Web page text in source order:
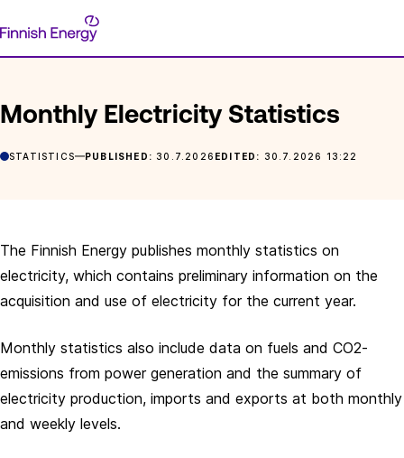
to
Finnish
Energy
Monthly Electricity Statistics
STATISTICS PUBLISHED: 30.7.2026 EDITED: 30.7.2026 13:22
The Finnish Energy publishes monthly statistics on
electricity, which contains preliminary information on the
acquisition and use of electricity for the current year.
Monthly statistics also include data on fuels and CO2-
emissions from power generation and the summary of
electricity production, imports and exports at both monthly
and weekly levels.